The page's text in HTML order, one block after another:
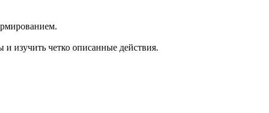
и изучить четко описанные действия.